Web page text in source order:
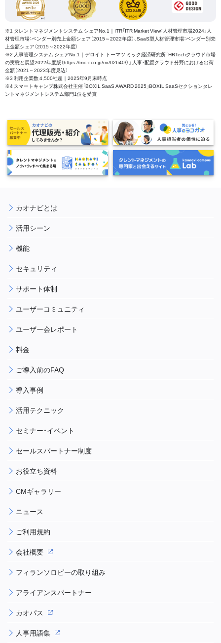
※1 タレントマネジメントシステム シェアNo.1｜ITR「ITR Market View：人材管理市場2024」人
材管理市場：ベンダー別売上金額シェア（2015～2022年度）、SaaS型人材管理市場：ベンダー別売
上金額シェア（2015～2022年度）
※2 人事管理システム シェアNo.1｜デロイト トーマツ ミック経済研究所「HRTechクラウド市場
の実態と展望2022年度版（https://mic-r.co.jp/mr/02640/）」 人事・配置クラウド分野における出荷
金額（2021～2023年度見込）
※3 利用企業数 4,500社超｜2025年9月末時点
※4 スマートキャンプ株式会社主催「BOXIL SaaS AWARD 2025」BOXIL SaaSセクションタレ
ントマネジメントシステム部門1位を受賞
カオナビとは
活用シーン
機能
セキュリティ
サポート体制
ユーザーコミュニティ
ユーザー会レポート
料金
ご導入前のFAQ
導入事例
活用テクニック
セミナー・イベント
セールスパートナー制度
お役立ち資料
CMギャラリー
ニュース
ご利用規約
会社概要
フィランソロピーの取り組み
アライアンスパートナー
カオパス
人事用語集